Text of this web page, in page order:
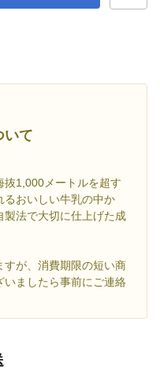
いて
抜1,000メートルを超す
るおいしい牛乳の中か
製法で大切に仕上げた成
が、消費期限の短い商
ましたら事前にご連絡